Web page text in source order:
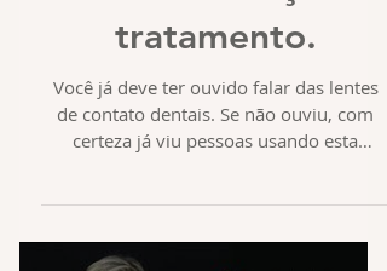
Fora: conheça o
tratamento.
Você já deve ter ouvido falar das lentes